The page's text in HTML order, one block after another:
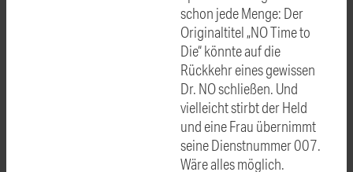
schon jede Menge: Der
Originaltitel „NO Time to
Die“ könnte auf die
Rückkehr eines gewissen
Dr. NO schließen. Und
vielleicht stirbt der Held
und eine Frau übernimmt
seine Dienstnummer 007.
Wäre alles möglich.